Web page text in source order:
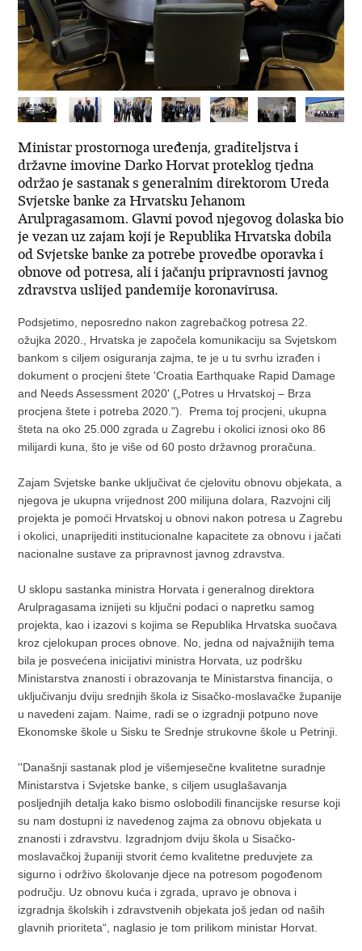
Ministar prostornoga uređenja, graditeljstva i
državne imovine Darko Horvat proteklog tjedna
održao je sastanak s generalnim direktorom Ureda
Svjetske banke za Hrvatsku Jehanom
Arulpragasamom. Glavni povod njegovog dolaska bio
je vezan uz zajam koji je Republika Hrvatska dobila
od Svjetske banke za potrebe provedbe oporavka i
obnove od potresa, ali i jačanju pripravnosti javnog
zdravstva uslijed pandemije koronavirusa.
Podsjetimo, neposredno nakon zagrebačkog potresa 22.
ožujka 2020., Hrvatska je započela komunikaciju sa Svjetskom
bankom s ciljem osiguranja zajma, te je u tu svrhu izrađen i
dokument o procjeni štete 'Croatia Earthquake Rapid Damage
and Needs Assessment 2020' („Potres u Hrvatskoj – Brza
procjena štete i potreba 2020."). Prema toj procjeni, ukupna
šteta na oko 25.000 zgrada u Zagrebu i okolici iznosi oko 86
milijardi kuna, što je više od 60 posto državnog proračuna.
Zajam Svjetske banke uključivat će cjelovitu obnovu objekata, a
njegova je ukupna vrijednost 200 milijuna dolara, Razvojni cilj
projekta je pomoći Hrvatskoj u obnovi nakon potresa u Zagrebu
i okolici, unaprijediti institucionalne kapacitete za obnovu i jačati
nacionalne sustave za pripravnost javnog zdravstva.
U sklopu sastanka ministra Horvata i generalnog direktora
Arulpragasama iznijeti su ključni podaci o napretku samog
projekta, kao i izazovi s kojima se Republika Hrvatska suočava
kroz cjelokupan proces obnove. No, jedna od najvažnijih tema
bila je posvećena inicijativi ministra Horvata, uz podršku
Ministarstva znanosti i obrazovanja te Ministarstva financija, o
uključivanju dviju srednjih škola iz Sisačko-moslavačke županije
u navedeni zajam. Naime, radi se o izgradnji potpuno nove
Ekonomske škole u Sisku te Srednje strukovne škole u Petrinji.
''Današnji sastanak plod je višemjesečne kvalitetne suradnje
Ministarstva i Svjetske banke, s ciljem usuglašavanja
posljednjih detalja kako bismo oslobodili financijske resurse koji
su nam dostupni iz navedenog zajma za obnovu objekata u
znanosti i zdravstvu. Izgradnjom dviju škola u Sisačko-
moslavačkoj županiji stvorit ćemo kvalitetne preduvjete za
sigurno i održivo školovanje djece na potresom pogođenom
području. Uz obnovu kuća i zgrada, upravo je obnova i
izgradnja školskih i zdravstvenih objekata još jedan od naših
glavnih prioriteta“, naglasio je tom prilikom ministar Horvat.